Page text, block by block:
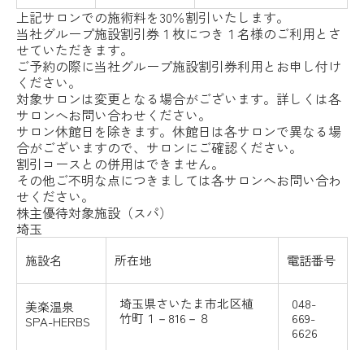
上記サロンでの施術料を30％割引いたします。
当社グループ施設割引券１枚につき１名様のご利用とさ
せていただきます。
ご予約の際に当社グループ施設割引券利用とお申し付け
ください。
対象サロンは変更となる場合がございます。詳しくは各
サロンへお問い合わせください。
サロン休館日を除きます。休館日は各サロンで異なる場
合がございますので、サロンにご確認ください。
割引コースとの併用はできません。
その他ご不明な点につきましては各サロンへお問い合わ
せください。
株主優待対象施設（スパ）
埼玉
施設名 所在地 電話番号
美楽温泉
SPA-HERBS
埼玉県さいたま市北区植
竹町１－816－８
048-
669-
6626